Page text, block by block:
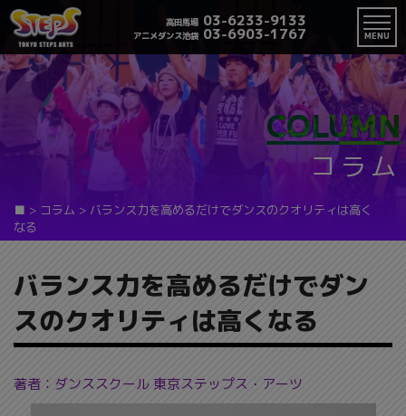
高田馬場 03-6233-9133
アニメダンス池袋 03-6903-1767 MENU
COLUMN
コラム
■ > コラム > バランス力を高めるだけでダンスのクオリティは高く
なる
バランス力を高めるだけでダン
スのクオリティは高くなる
著者：ダンススクール 東京ステップス・アーツ